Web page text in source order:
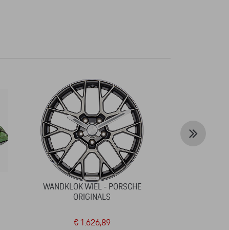
WANDKLOK WIEL - PORSCHE
ORIGINALS
€ 1.626,89